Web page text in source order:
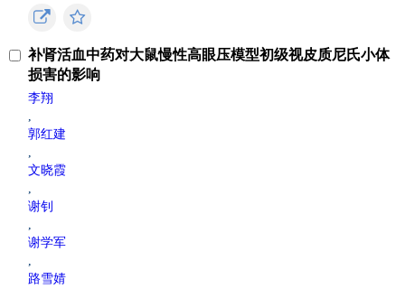
补肾活血中药对大鼠慢性高眼压模型初级视皮质尼氏小体
损害的影响
李翔
,
郭红建
,
文晓霞
,
谢钊
,
谢学军
,
路雪婧